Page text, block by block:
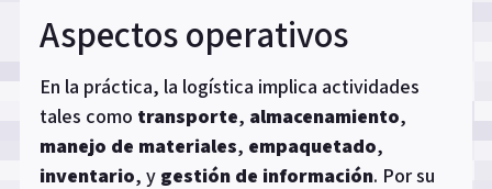
Aspectos operativos
En la práctica, la logística implica actividades
tales como transporte, almacenamiento,
manejo de materiales, empaquetado,
inventario, y gestión de información. Por su